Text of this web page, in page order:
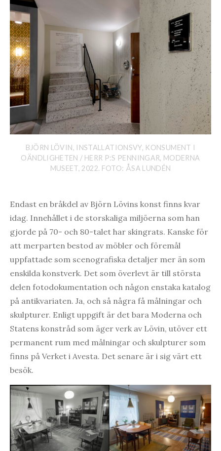
BJÖRN LÖVIN, INSTALLATIONSVY, KONSUMENT I
OÄNDLIGHETEN / HERR P:S PENNINGAR, MODERNA
MUSEET, 2022. FOTO: ÅSA LUNDÉN
Endast en bråkdel av Björn Lövins konst finns kvar
idag. Innehållet i de storskaliga miljöerna som han
gjorde på 70- och 80-talet har skingrats. Kanske för
att merparten bestod av möbler och föremål
uppfattade som scenografiska detaljer mer än som
enskilda konstverk. Det som överlevt är till största
delen fotodokumentation och någon enstaka katalog
på antikvariaten. Ja, och så några få målningar och
skulpturer. Enligt uppgift är det bara Moderna och
Statens konstråd som äger verk av Lövin, utöver ett
permanent rum med målningar och skulpturer som
finns på Verket i Avesta. Det senare är i sig värt ett
besök.